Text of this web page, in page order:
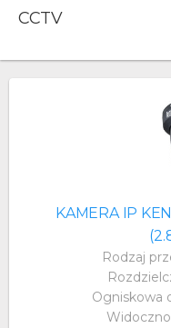
CCTV
KAMERA IP
Rodzaj
Ogniskowa